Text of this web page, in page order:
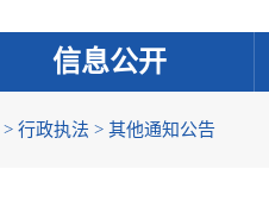
信息公开
> 行政执法 > 其他通知公告